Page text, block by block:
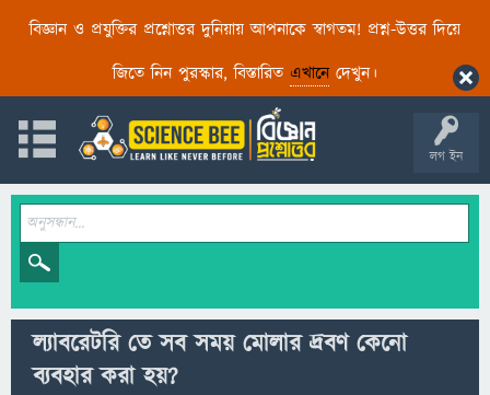
বিজ্ঞান ও প্রযুক্তির প্রশ্নোত্তর দুনিয়ায় আপনাকে স্বাগতম! প্রশ্ন-উত্তর দিয়ে
জিতে নিন পুরস্কার, বিস্তারিত এখানেদেখুন।
লগ ইন
ল্যাবরেটরি তে সব সময় মোলার দ্রবণ কেনো
ব্যবহার করা হয়?